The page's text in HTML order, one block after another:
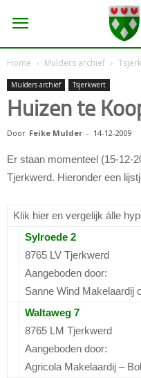
Home Mulders archief
Mulders archief Tsjerkwert
Huizen te
Door Feike Mulder - 14-12-2009
Er staan momenteel (15-12-
Tjerkwerd. Hieronder een
Klik hier en vergelijk álle
Sylroede 2
8765 LV Tjerkwerd
Aangeboden door:
Sanne Wind Makelaardij
Waltaweg 7
8765 LM Tjerkwerd
Aangeboden door:
Agricola Makelaardij –